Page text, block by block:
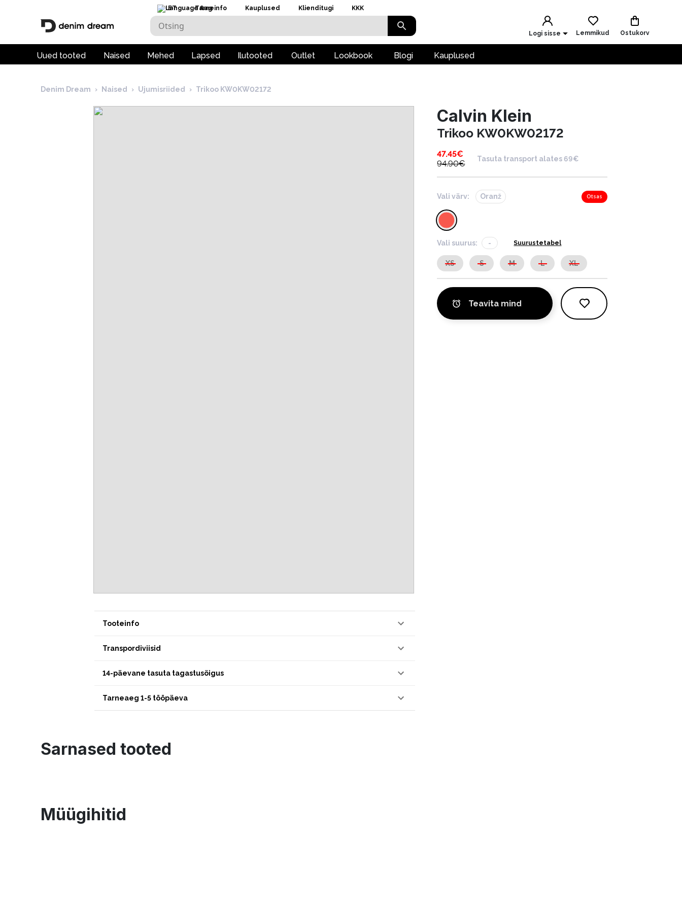
ET Tarneinfo Kauplused Klienditugi KKK
Logi sisse Lemmikud Ostukorv
Uued tooted Naised Mehed Lapsed Ilutooted Outlet Lookbook Blogi Kauplused
Denim Dream › Naised › Ujumisriided › Trikoo KW0KW02172
Tooteinfo
Transpordiviisid
14-päevane tasuta tagastusõigus
Tarneaeg 1-5 tööpäeva
Calvin Klein
Trikoo KW0KW02172
47.45€
94.90€
Tasuta transport alates 69€
Vali värv: Oranž Otsas
Vali suurus: - Suurustetabel
XS S M L XL
Teavita mind
Sarnased tooted
Müügihitid